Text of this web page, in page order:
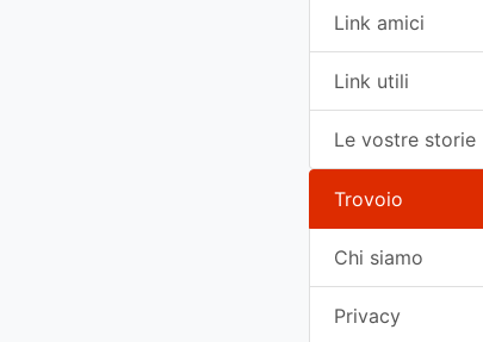
Link amici
Link utili
Le vostre storie
Trovoio
Chi siamo
Privacy